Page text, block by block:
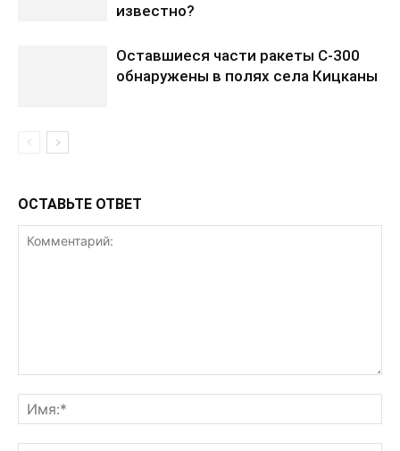
известно?
Оставшиеся части ракеты С-300
обнаружены в полях села Кицканы
ОСТАВЬТЕ ОТВЕТ